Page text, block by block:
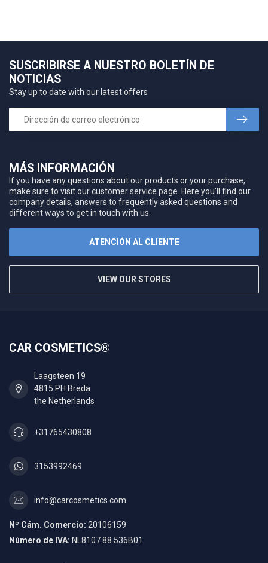
MÁS INFORMACIÓN
If you have any questions about our products or your purchase,
make sure to visit our customer service page. Here you'll find our
company details, answers to frequently asked questions and
different ways to get in touch with us.
ATENCIÓN AL CLIENTE
VIEW OUR STORES
SUSCRIBIRSE A NUESTRO BOLETÍN DE
NOTICIAS
Stay up to date with our latest offers
CAR COSMETICS®
Laagsteen 19
4815 PH Breda
the Netherlands
+31765430808
3153992469
info@carcosmetics.com
Nº Cám. Comercio: 20106159
Número de IVA: NL8107.88.536B01